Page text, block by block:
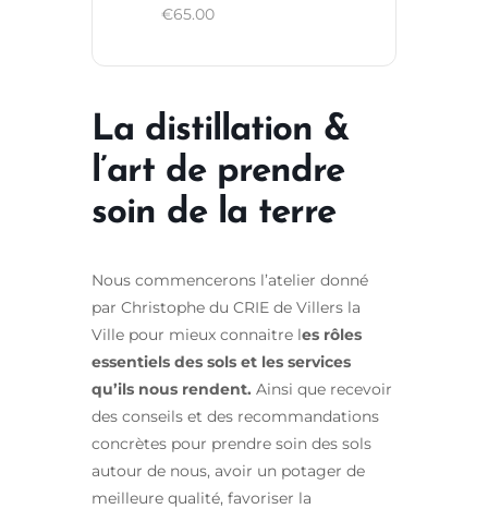
€65.00
La distillation &
l’art de prendre
soin de la terre
Nous commencerons l’atelier donné
par Christophe du CRIE de Villers la
Ville pour mieux connaitre les rôles
essentiels des sols et les services
qu’ils nous rendent. Ainsi que recevoir
des conseils et des recommandations
concrètes pour prendre soin des sols
autour de nous, avoir un potager de
meilleure qualité, favoriser la